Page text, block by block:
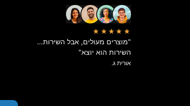
★★★★★
"מוצרים מעולים, אבל השירות…
השירות הוא יוצא"
אורית ג.